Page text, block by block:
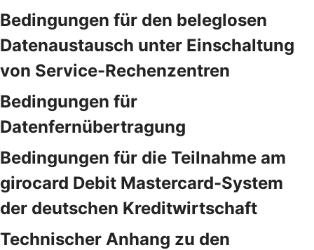
Bedingungen für den beleglosen
Datenaustausch unter Einschaltung
von Service-Rechenzentren
Bedingungen für
Datenfernübertragung
Bedingungen für die Teilnahme am
girocard Debit Mastercard-System
der deutschen Kreditwirtschaft
Technischer Anhang zu den